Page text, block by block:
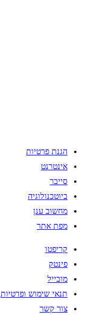
הגנת פרטיות
אינטרנט
סייבר
ביוטכנולוגיה
מחשוב ענן
מפת אתר
קריפטו
פינטק
מובייל
תנאי שימוש ופרטיות
צור קשר